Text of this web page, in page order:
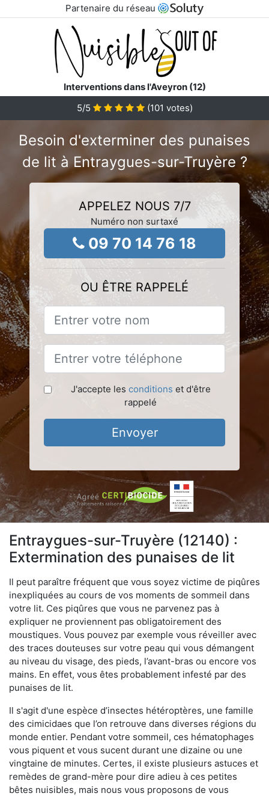
Partenaire du réseau
Interventions dans l'Aveyron (12)
5/5 (101 votes)
Besoin d'exterminer des punaises
de lit à Entraygues-sur-Truyère ?
APPELEZ NOUS 7/7
Numéro non surtaxé
09 70 14 76 18
OU ÊTRE RAPPELÉ
J'accepte les conditions et d'être
rappelé
Envoyer
Entraygues-sur-Truyère (12140) :
Extermination des punaises de lit
Il peut paraître fréquent que vous soyez victime de piqûres
inexpliquées au cours de vos moments de sommeil dans
votre lit. Ces piqûres que vous ne parvenez pas à
expliquer ne proviennent pas obligatoirement des
moustiques. Vous pouvez par exemple vous réveiller avec
des traces douteuses sur votre peau qui vous démangent
au niveau du visage, des pieds, l’avant-bras ou encore vos
mains. En effet, vous êtes probablement infesté par des
punaises de lit.
Il s'agit d'une espèce d’insectes hétéroptères, une famille
des cimicidaes que l’on retrouve dans diverses régions du
monde entier. Pendant votre sommeil, ces hématophages
vous piquent et vous sucent durant une dizaine ou une
vingtaine de minutes. Certes, il existe plusieurs astuces et
remèdes de grand-mère pour dire adieu à ces petites
bêtes nuisibles, mais nous vous proposons de vous